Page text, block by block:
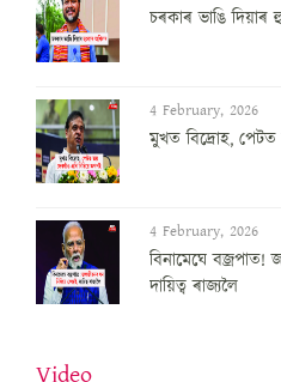
চৰকাৰ ভাঙি দিয়াৰ
4 February, 2026
মুখত বিদ্ৰোহ,
4 February, 2026
বিনামেঘে বজ্ৰপাত!
দায়িত্ব ৰাজ্যলৈ
Video